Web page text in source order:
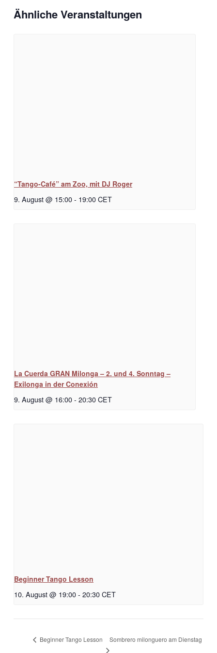
Ähnliche Veranstaltungen
“Tango-Café” am Zoo, mit DJ Roger
9. August @ 15:00- 19:00CET
La Cuerda GRAN Milonga – 2. und 4. Sonntag –
Exilonga in der Conexión
9. August @ 16:00- 20:30CET
Beginner Tango Lesson
10. August @ 19:00- 20:30CET
Beginner Tango Lesson Sombrero milonguero am Dienstag